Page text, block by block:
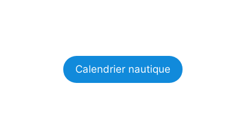
Calendrier nautique